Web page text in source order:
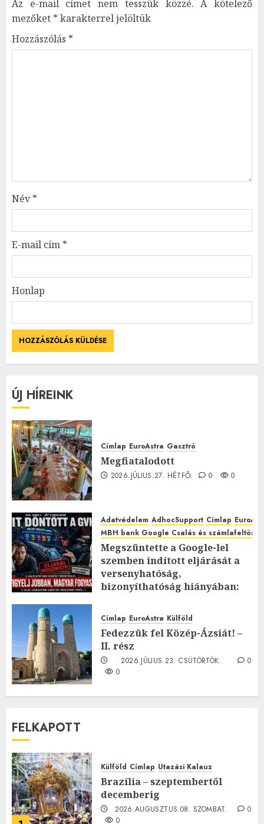
Az e-mail címet nem tesszük közzé. A kötelező
mezőket * karakterrel jelöltük
Hozzászólás *
Név*
E-mail cím *
Honlap
ÚJ HÍREINK
Címlap EuroAstra Gasztró
Megfiatalodott
2026.JÚLIUS.27. HÉTFŐ. 0 0
Adatvédelem AdhocSupport Címlap
MBH bank Google Csalás és
Megszüntette a Google-lel
szemben indított eljárását a
versenyhatóság,
bizonyíthatóság hiányában:
2026.JÚLIUS.23. CSÜTÖRTÖK.
0
Címlap EuroAstra Külföld
Fedezzük fel Közép-Ázsiát! –
II. rész
2026.JÚLIUS.23. CSÜTÖRTÖK.
0
0
FELKAPOTT
Külföld Címlap Utazási Kalauz
Brazília – szeptembertől
decemberig
2026.AUGUSZTUS.08. SZOMBAT.
0
0